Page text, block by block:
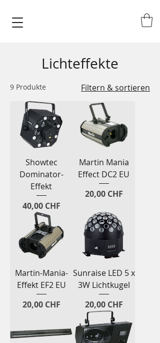
Lichteffekte
9 Produkte Filtern & sortieren
Showtec
Dominator-
Effekt
Preis
40,00 CHF
Martin Mania
Effect DC2 EU
Preis
20,00 CHF
Martin-Mania-
Effekt EF2 EU
Preis
20,00 CHF
Sunraise LED 5 x
3W Lichtkugel
Preis
20,00 CHF